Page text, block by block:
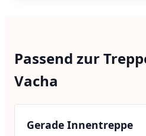
Passend zur
Vacha
Gerade Innentreppe